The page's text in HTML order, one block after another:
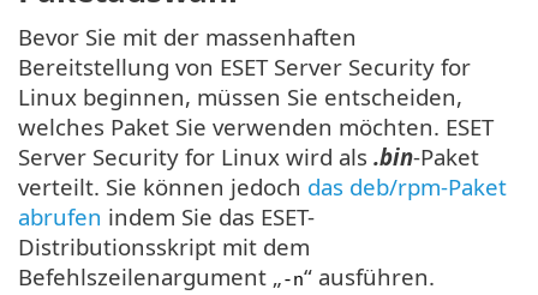
Bevor Sie mit der massenhaften
Bereitstellung von ESET Server Security for
Linux beginnen, müssen Sie entscheiden,
welches Paket Sie verwenden möchten. ESET
Server Security for Linux wird als .bin-Paket
verteilt. Sie können jedoch das deb/rpm-Paket
abrufen indem Sie das ESET-
Distributionsskript mit dem
Befehlszeilenargument „-n“ ausführen.